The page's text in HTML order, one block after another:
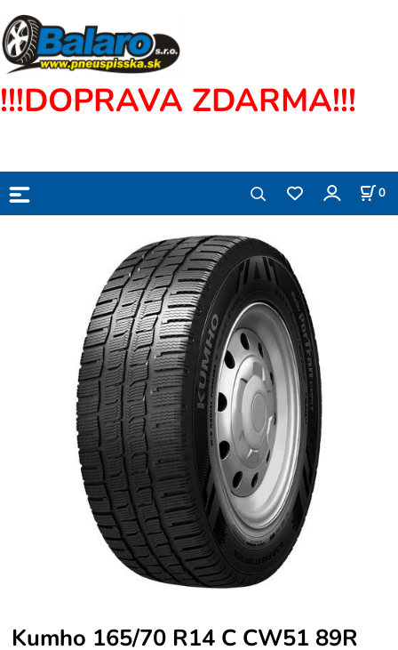
!!!DOPRAVA ZDARMA!!!
0
Kumho 165/70 R14 C CW51 89R